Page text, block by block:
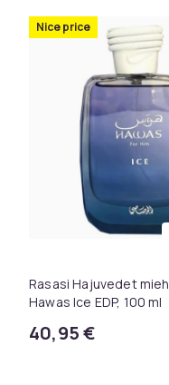
Nice price
Rasasi Hajuvedet
Hawas Ice EDP, 100 ml
40,95 €